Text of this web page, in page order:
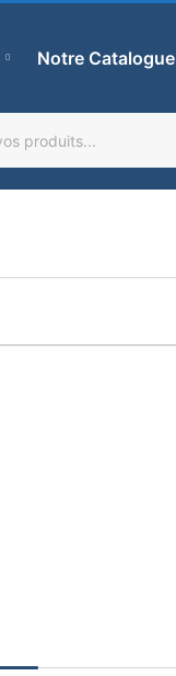
Notre Catalogue